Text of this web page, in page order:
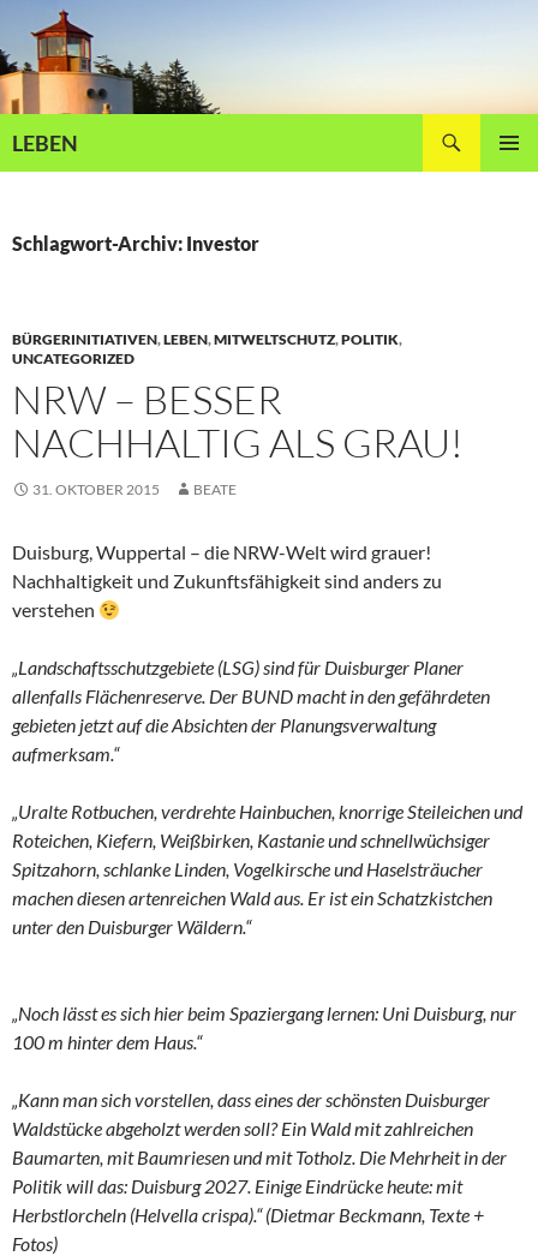
Inhalt
springen
LEBEN
Schlagwort-Archiv: Investor
BÜRGERINITIATIVEN,LEBEN,MITWELTSCHUTZ,POLITIK,
UNCATEGORIZED
NRW – BESSER
NACHHALTIG ALS GRAU!
31. OKTOBER 2015 BEATE
Duisburg, Wuppertal – die NRW-Welt wird grauer!
Nachhaltigkeit und Zukunftsfähigkeit sind anders zu
verstehen
„Landschaftsschutzgebiete (LSG) sind für Duisburger Planer
allenfalls Flächenreserve. Der BUND macht in den gefährdeten
gebieten jetzt auf die Absichten der Planungsverwaltung
aufmerksam.“
„Uralte Rotbuchen, verdrehte Hainbuchen, knorrige Steileichen und
Roteichen, Kiefern, Weißbirken, Kastanie und schnellwüchsiger
Spitzahorn, schlanke Linden, Vogelkirsche und Haselsträucher
machen diesen artenreichen Wald aus. Er ist ein Schatzkistchen
unter den Duisburger Wäldern.“
„Noch lässt es sich hier beim Spaziergang lernen: Uni Duisburg, nur
100 m hinter dem Haus.“
„Kann man sich vorstellen, dass eines der schönsten Duisburger
Waldstücke abgeholzt werden soll? Ein Wald mit zahlreichen
Baumarten, mit Baumriesen und mit Totholz. Die Mehrheit in der
Politik will das: Duisburg 2027. Einige Eindrücke heute: mit
Herbstlorcheln (Helvella crispa).“ (Dietmar Beckmann, Texte +
Fotos)